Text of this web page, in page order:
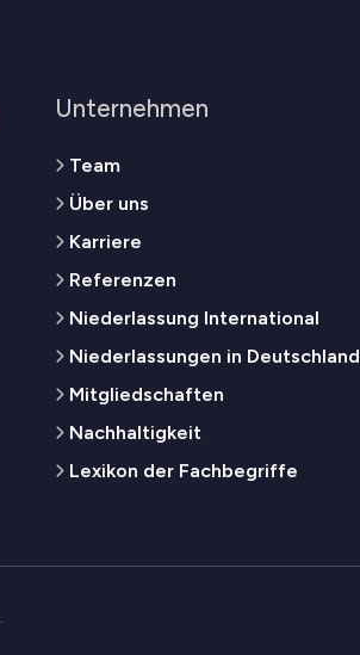
Unternehmen
Team
Über uns
Karriere
Referenzen
Niederlassung International
Niederlassungen in Deutschland
Mitgliedschaften
Nachhaltigkeit
Lexikon der Fachbegriffe